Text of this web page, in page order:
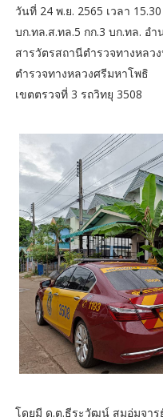
วันที่ 24 พ.ย. 2565 เวลา
บก.ทล.ส.ทล.5 กก.3 บก.ทล. อ
สารวัตรสถานีตำรวจทางหล
ตำรวจทางหลวงศรีมหาโพธิ
เขตตรวจที่ 3 รถวิทยุ 3508
โดยมี ด.ต.ธีระวัฒน์ สมอุ่มจา